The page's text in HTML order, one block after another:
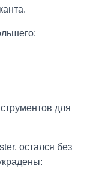
для
остался без